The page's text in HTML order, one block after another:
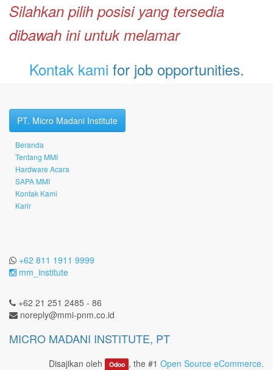
Silahkan pilih posisi yang tersedia
dibawah ini untuk melamar
Kontak kami for job opportunities.
PT. Micro Madani Institute
Beranda
Tentang MMI
Hardware Acara
SAPA MMI
Kontak Kami
Karir
+62 811 1911 9999
mm_institute
+62 21 251 2485 - 86
noreply@mmi-pnm.co.id
MICRO MADANI INSTITUTE, PT
Disajikan oleh Odoo , the #1 Open Source eCommerce.